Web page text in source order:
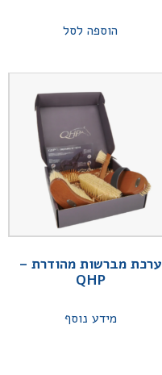
הוספה לסל
ערכת מברשות מהודרת –
QHP
מידע נוסף